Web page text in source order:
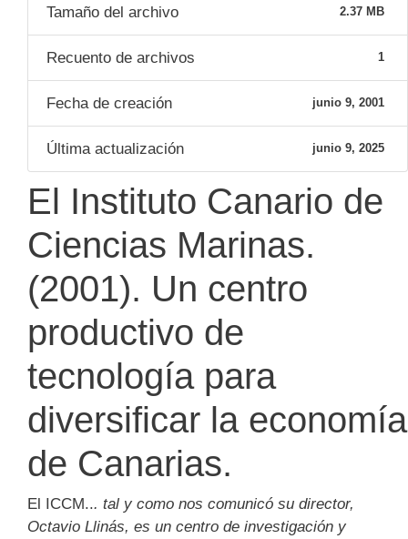
Tamaño del archivo 2.37 MB
Recuento de archivos 1
Fecha de creación junio 9, 2001
Última actualización junio 9, 2025
El Instituto Canario de
Ciencias Marinas.
(2001). Un centro
productivo de
tecnología para
diversificar la economía
de Canarias.
El ICCM... tal y como nos comunicó su director,
Octavio Llinás, es un centro de investigación y